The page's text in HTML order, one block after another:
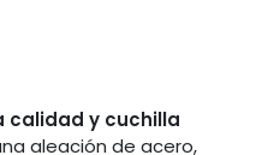
calidad y cuchilla
aleación de acero,